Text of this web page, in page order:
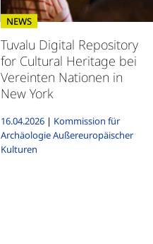
NEWS
Tuvalu Digital Repository
for Cultural Heritage bei
Vereinten Nationen in
New York
16.04.2026 | Kommission für
Archäologie Außereuropäischer
Kulturen